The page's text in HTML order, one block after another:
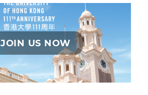
JOIN US NOW